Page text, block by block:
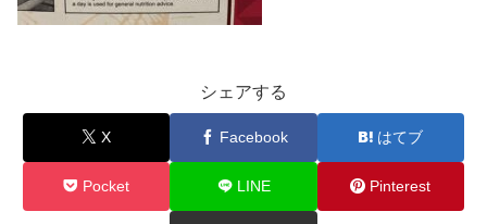
シェアする
X Facebook はてブ
Pocket LINE Pinterest